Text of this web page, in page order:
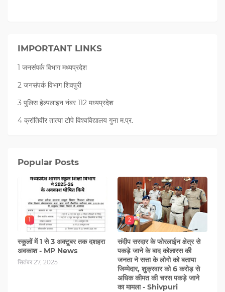
IMPORTANT LINKS
1 जनसंपर्क विभाग मध्यप्रदेश
2 जनसंपर्क विभाग शिवपुरी
3 पुलिस हेल्पलाइन नंबर 112 मध्‍यप्रदेश
4 क्रांतिवीर तात्या टोपे विश्वविद्यालय गुना म.प्र.
Popular Posts
1
स्कूलों में 1 से 3 अक्टूबर तक दशहरा
अवकाश - MP News
सितंबर 27, 2025
2
संदीप सरदार के फोरलाईन क्षेत्र से
पकड़े जाने के बाद कोलारस की
जनता ने सत्ता के लोगो को बताया
जिम्मेदार, शुक्रवार को 6 करोड़ से
अधिक कीमत की चरस पकड़े जाने
का मामला - Shivpuri